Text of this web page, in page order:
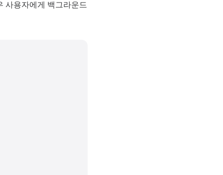
사용자에게 백그라운드